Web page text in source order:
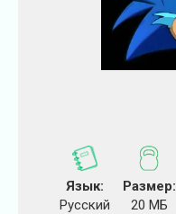
Язык:
Русский
Размер:
20 МБ